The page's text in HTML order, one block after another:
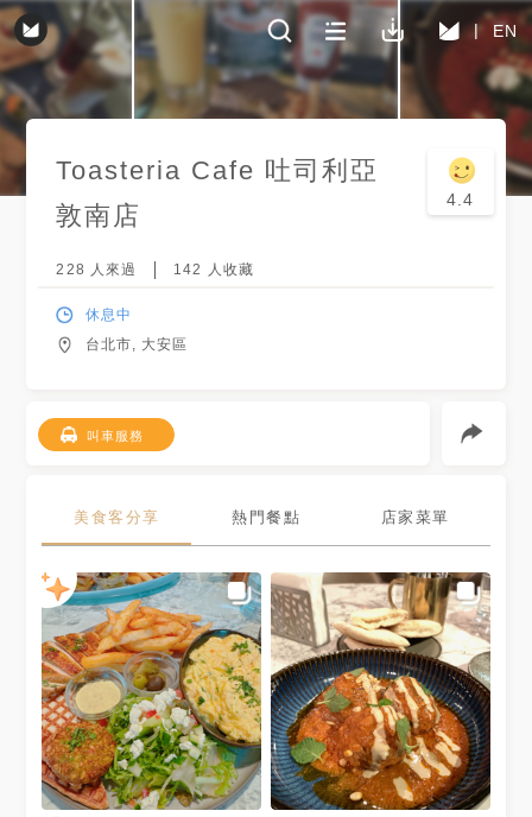
EN
Toasteria Cafe 吐司利亞
敦南店
4.4
228 人來過 142 人收藏
休息中
台北市, 大安區
叫車服務
美食客分享 熱門餐點 店家菜單